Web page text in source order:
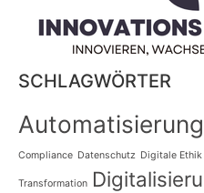
SCHLAGWÖRTER
Automatisierung
Compliance Datenschutz Digitale Ethik
Transformation